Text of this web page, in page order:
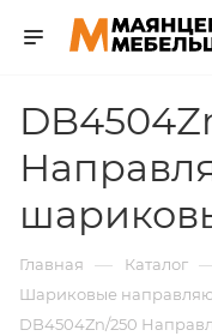
Главная — Каталог
Шариковые
DB4504Zn/250